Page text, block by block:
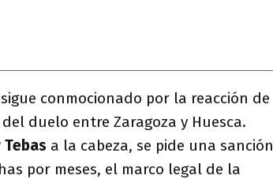
conmocionado por la reacción de
duelo entre Zaragoza y Huesca.
Tebas a la cabeza, se pide una sanción
por meses, el marco legal de la